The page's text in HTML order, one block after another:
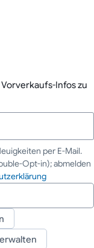
Infos zu
per E-Mail.
Opt-in); abmelden